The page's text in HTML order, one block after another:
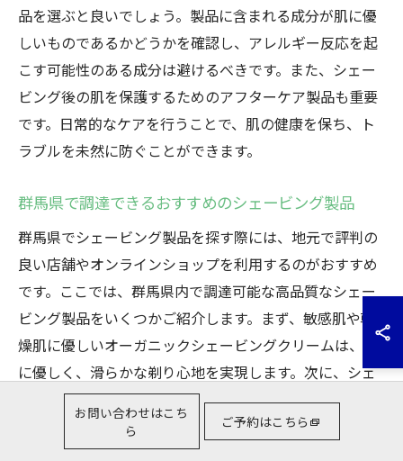
品を選ぶと良いでしょう。製品に含まれる成分が肌に優
しいものであるかどうかを確認し、アレルギー反応を起
こす可能性のある成分は避けるべきです。また、シェー
ビング後の肌を保護するためのアフターケア製品も重要
です。日常的なケアを行うことで、肌の健康を保ち、ト
ラブルを未然に防ぐことができます。
群馬県で調達できるおすすめのシェービング製品
群馬県でシェービング製品を探す際には、地元で評判の
良い店舗やオンラインショップを利用するのがおすすめ
です。ここでは、群馬県内で調達可能な高品質なシェー
ビング製品をいくつかご紹介します。まず、敏感肌や乾
燥肌に優しいオーガニックシェービングクリームは、肌
に優しく、滑らかな剃り心地を実現します。次に、シェ
ービング後の肌をしっかりと保湿するために、ビタミン
Eやアロエベラを含むアフターシェーブローションが人
気です。これらの製品は、肌のコンディションを整え、
お問い合わせはこち
ら
ご予約はこちら